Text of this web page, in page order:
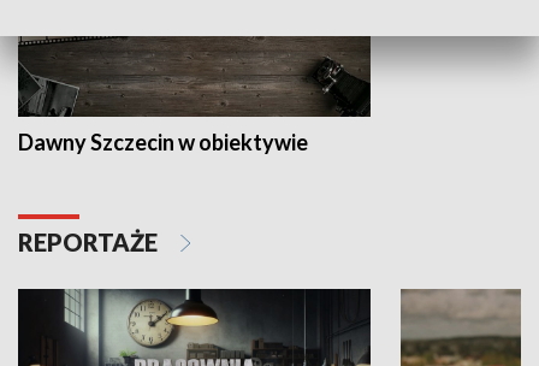
Dawny Szczecin w obiektywie
REPORTAŻE